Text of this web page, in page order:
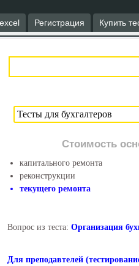
Регистрация Купить
Стоимость
капитального ремонта
реконструкции
текущего ремонта
Вопрос из теста: Организация
Для преподавтелей